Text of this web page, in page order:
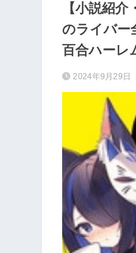
【小説紹
のライバー
百合ハーレ
2024年9月29日